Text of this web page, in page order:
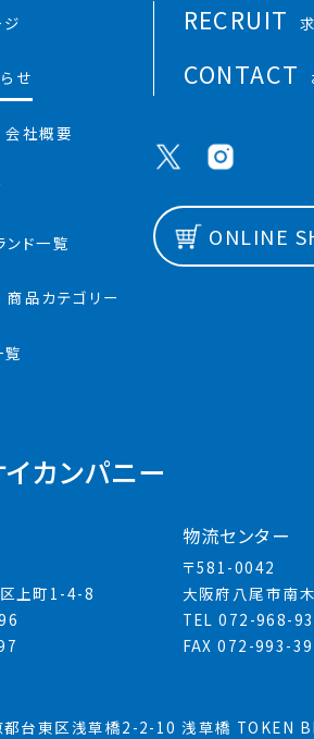
ジ
せ
会社概要
ンド一覧
商品カテゴリー
RECRUIT
CONTACT
ONLINE
カンパニー
上町1-4-8
物流センター
〒581-0042
大阪府八尾市南
TEL 072-968-
FAX 072-993-
都台東区浅草橋2-2-10 浅草橋 TOKEN